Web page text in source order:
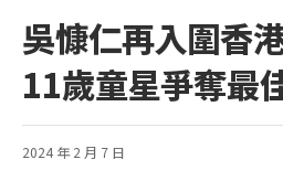
吳慷仁再入圍香
11歲童星爭奪最
2024 年 2 月 7 日